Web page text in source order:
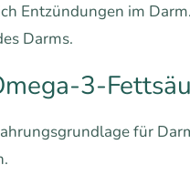
Entzündungen im
Darms.
3-
für